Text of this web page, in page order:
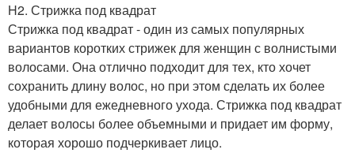
H2. Стрижка под квадрат
Стрижка под квадрат - один из самых популярных
вариантов коротких стрижек для женщин с волнистыми
волосами. Она отлично подходит для тех, кто хочет
сохранить длину волос, но при этом сделать их более
удобными для ежедневного ухода. Стрижка под квадрат
делает волосы более объемными и придает им форму,
которая хорошо подчеркивает лицо.